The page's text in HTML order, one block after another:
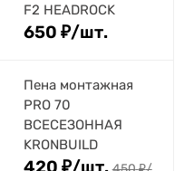
F2 HEADROCK
650 ₽/шт.
Пена монтажная
PRO 70
ВСЕСЕЗОННАЯ
KRONBUILD
420 ₽/шт. 450₽/